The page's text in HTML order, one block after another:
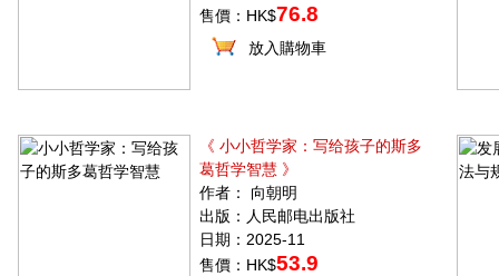
售價：HK$76.8
放入購物車
《 小小哲学家：写给孩子的斯多
葛哲学智慧 》
作者： 向朝明
出版：人民邮电出版社
日期：2025-11
售價：HK$53.9